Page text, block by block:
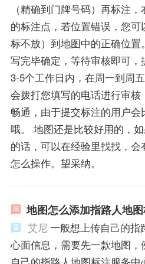
（精确到门牌号码）再标注
的标注点，若位置错误，您
标不放）到地图中的正确位
写完毕确定，等待审核即可
3-5个工作日内，在周一到周
会拨打您填写的电话进行审
畅通，由于提交标注的用户
哦。 地图还是比较好用的，
的话，可以在经验里找找，
怎么操作。望采纳。
地图怎么添加指路人地
艾尼一般想上传自己的指
心面信息，需要先一款地图